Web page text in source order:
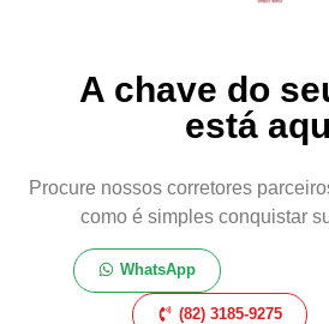
A chave do
está
Procure nossos corretores
como é simples conquistar
WhatsApp
(82) 3185-9275